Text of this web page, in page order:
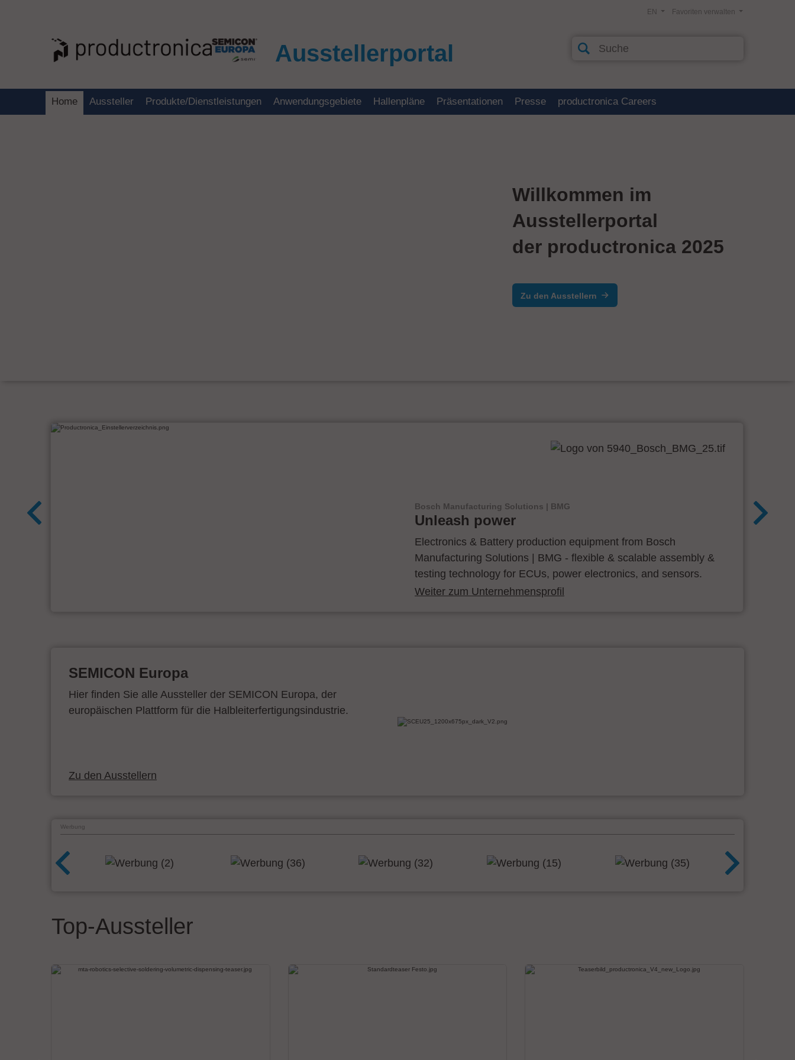
Ausstellerportal
Favoriten verwalten
EN
Home Aussteller Produkte/Dienstleistungen Anwendungsgebiete Hallenpläne Präsentationen Presse productronica Careers
Willkommen im
Ausstellerportal
der productronica 2025
Zu den Ausstellern
Bosch Manufacturing Solutions | BMG
Unleash power
Electronics & Battery production equipment from Bosch
Manufacturing Solutions | BMG - flexible & scalable assembly &
testing technology for ECUs, power electronics, and sensors.
Weiter zum Unternehmensprofil
SEMICON Europa
Hier finden Sie alle Aussteller der SEMICON Europa, der
europäischen Plattform für die Halbleiterfertigungsindustrie.
Zu den Ausstellern
Werbung
Top-Aussteller